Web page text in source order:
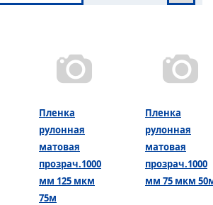
Пленка
рулонная
матовая
прозрач.1000
мм 125 мкм
75м
Пленка
рулонная
матовая
прозрач.1000
мм 75 мкм